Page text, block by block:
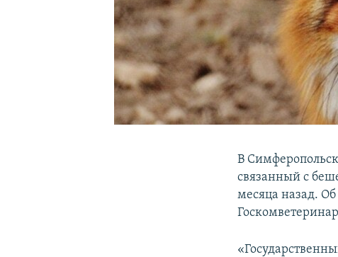
В
связанный с
месяца назад.